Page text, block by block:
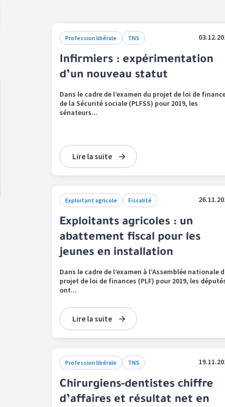
Profession libérale TNS
Infirmiers : expérimentation
d’un nouveau statut
Dans le cadre de l’examen du projet de loi de
de la Sécurité sociale (PLFSS) pour 2019, les
sénateurs...
Lire la suite
Exploitant agricole Fiscalité
Exploitants agricoles : un
abattement fiscal pour les
jeunes en installation
Dans le cadre de l’examen à l’Assemblée nationale
projet de loi de finances (PLF) pour 2019, les
ont...
Lire la suite
Profession libérale TNS
Chirurgiens-dentistes chiffre
d’affaires et résultat net en